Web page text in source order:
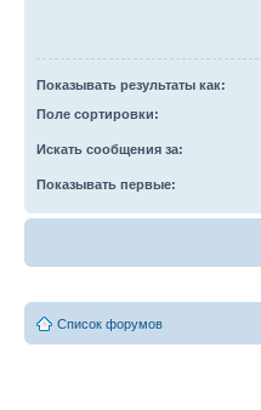
Показывать результаты как:
Поле сортировки:
Искать сообщения за:
Показывать первые:
Список форумов